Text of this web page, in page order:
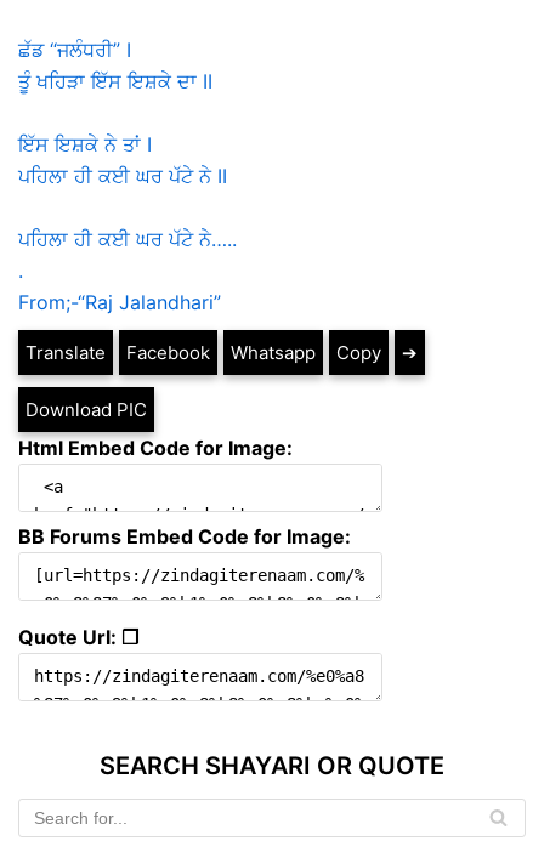
ਛੱਡ “ਜਲੰਧਰੀ” I
ਤੂੰ ਖਹਿੜਾ ਇੱਸ ਇਸ਼ਕੇ ਦਾ II
ਇੱਸ ਇਸ਼ਕੇ ਨੇ ਤਾਂ I
ਪਹਿਲਾ ਹੀ ਕਈ ਘਰ ਪੱਟੇ ਨੇ II
ਪਹਿਲਾ ਹੀ ਕਈ ਘਰ ਪੱਟੇ ਨੇ…..
.
From;-“Raj Jalandhari”
Translate Facebook Whatsapp Copy ➔
Download PIC
Html Embed Code for Image:
BB Forums Embed Code for Image:
Quote Url: ❐
SEARCH SHAYARI OR QUOTE